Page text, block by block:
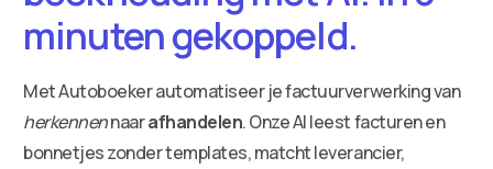
minuten gekoppeld.
Met Autoboeker automatiseer je factuurverwerking van
herkennennaarafhandelen. Onze AI leest facturen en
bonnetjes zonder templates, matcht leverancier,